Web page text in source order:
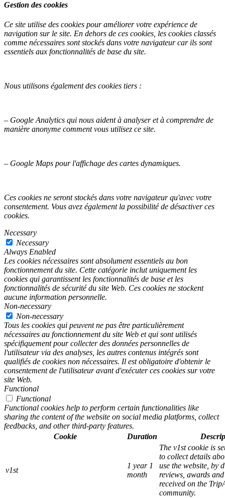
Gestion des cookies
Ce site utilise des cookies pour améliorer votre expérience de
navigation sur le site. En dehors de ces cookies, les cookies classés
comme nécessaires sont stockés dans votre navigateur car ils sont
essentiels aux fonctionnalités de base du site.
Nous utilisons également des cookies tiers :
– Google Analytics qui nous aident à analyser et à comprendre de
manière anonyme comment vous utilisez ce site.
– Google Maps pour l'affichage des cartes dynamiques.
Ces cookies ne seront stockés dans votre navigateur qu'avec votre
consentement. Vous avez également la possibilité de désactiver ces
cookies.
Necessary
Necessary
Always Enabled
Les cookies nécessaires sont absolument essentiels au bon
fonctionnement du site. Cette catégorie inclut uniquement les
cookies qui garantissent les fonctionnalités de base et les
fonctionnalités de sécurité du site Web. Ces cookies ne stockent
aucune information personnelle.
Non-necessary
Non-necessary
Tous les cookies qui peuvent ne pas être particulièrement
nécessaires au fonctionnement du site Web et qui sont utilisés
spécifiquement pour collecter des données personnelles de
l'utilisateur via des analyses, les autres contenus intégrés sont
qualifiés de cookies non nécessaires. Il est obligatoire d'obtenir le
consentement de l'utilisateur avant d'exécuter ces cookies sur votre
site Web.
Functional
Functional
Functional cookies help to perform certain functionalities like
sharing the content of the website on social media platforms, collect
feedbacks, and other third-party features.
Cookie
Duration
v1st
1 year 1
month
The v1st cookie is
to collect details
use the website, by
reviews, awards
received on the
community.